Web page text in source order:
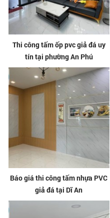
Thi công tấm ốp pvc giả đá uy
tín tại phường An Phú
Báo giá thi công tấm nhựa PVC
giả đá tại Dĩ An